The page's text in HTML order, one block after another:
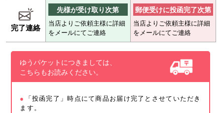
完了連絡
先様が受け取り次第
当店よりご依頼主様に詳細
をメールにてご連絡
郵便受けに投函完了次第
当店よりご依頼主様に詳細
をメールにてご連絡
ゆうパケットにつきましては、
こちらもお読みください。
「投函完了」時点にて商品お届け完了とさせていただき
ます。